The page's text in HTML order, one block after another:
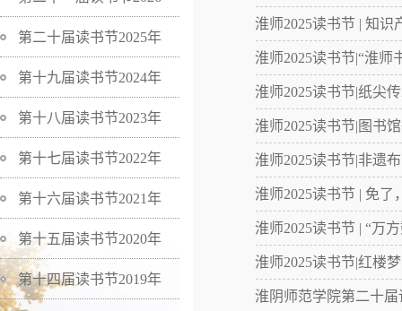
第二十届读书节2025年
第十九届读书节2024年
第十八届读书节2023年
第十七届读书节2022年
第十六届读书节2021年
第十五届读书节2020年
第十四届读书节2019年
淮师2025读书节 | 知
淮师2025读书节|“淮
淮师2025读书节|纸尖
淮师2025读书节|图书
淮师2025读书节|非遗
淮师2025读书节 | 免
淮师2025读书节 | “万
淮师2025读书节|红楼
淮阴师范学院第二十